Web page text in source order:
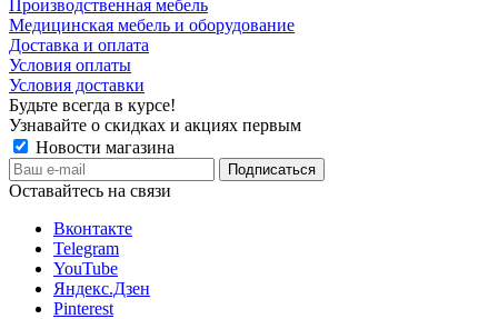
Производственная мебель
Медицинская мебель и оборудование
Доставка и оплата
Условия оплаты
Условия доставки
Будьте всегда в курсе!
Узнавайте о скидках и акциях первым
Новости магазина
Оставайтесь на связи
Вконтакте
Telegram
YouTube
Яндекс.Дзен
Pinterest